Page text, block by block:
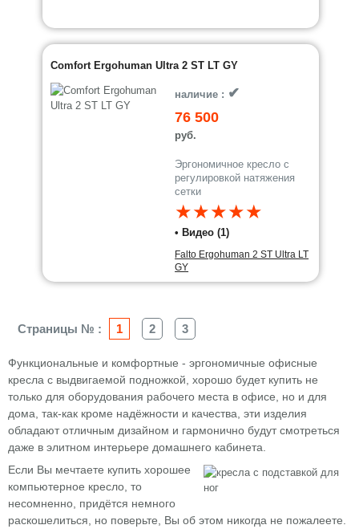
Comfort Ergohuman Ultra 2 ST LT GY
наличие : ✔
76 500
руб.
Эргономичное кресло с
регулировкой натяжения
сетки
★★★★★
• Видео (1)
Falto Ergohuman 2 ST Ultra LT
GY
Страницы № : 1 2 3
Функциональные и комфортные - эргономичные офисные
кресла с выдвигаемой подножкой, хорошо будет купить не
только для оборудования рабочего места в офисе, но и для
дома, так-как кроме надёжности и качества, эти изделия
обладают отличным дизайном и гармонично будут смотреться
даже в элитном интерьере домашнего кабинета.
Если Вы мечтаете купить хорошее
компьютерное кресло, то
несомненно, придётся немного
раскошелиться, но поверьте, Вы об этом никогда не пожалеете.